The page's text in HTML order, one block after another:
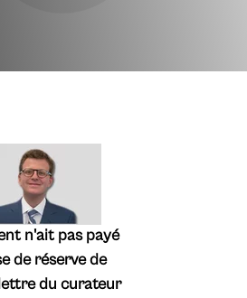
n'ait pas payé
de réserve de
du curateur